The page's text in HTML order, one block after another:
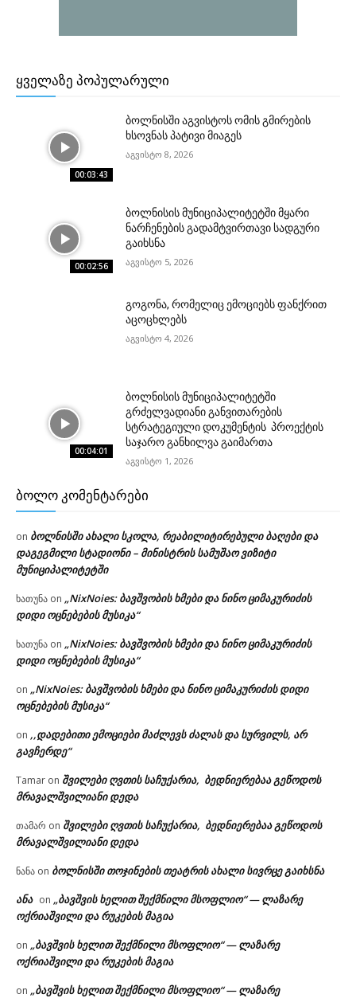
ᲧᲕᲔᲚᲐᲖᲔ ᲞᲝᲞᲣᲚᲐᲠᲣᲚᲘ
00:03:43
ბოლნისში აგვისტოს ომის გმირების
ხსოვნას პატივი მიაგეს
აგვისტო 8, 2026
00:02:56
ბოლნისის მუნიციპალიტეტში მყარი
ნარჩენების გადამტვირთავი სადგური
გაიხსნა
აგვისტო 5, 2026
გოგონა, რომელიც ემოციებს ფანქრით
აცოცხლებს
აგვისტო 4, 2026
00:04:01
ბოლნისის მუნიციპალიტეტში
გრძელვადიანი განვითარების
სტრატეგიული დოკუმენტის პროექტის
საჯარო განხილვა გაიმართა
აგვისტო 1, 2026
ᲑᲝᲚᲝ ᲙᲝᲛᲔᲜᲢᲐᲠᲔᲑᲘ
on ბოლნისში ახალი სკოლა, რეაბილიტირებული ბაღები და
დაგეგმილი სტადიონი – მინისტრის სამუშაო ვიზიტი
მუნიციპალიტეტში
ხათუნა on „NixNoies: ბავშვობის ხმები და ნინო ციმაკურიძის
დიდი ოცნებების მუსიკა“
ხათუნა on „NixNoies: ბავშვობის ხმები და ნინო ციმაკურიძის
დიდი ოცნებების მუსიკა“
on „NixNoies: ბავშვობის ხმები და ნინო ციმაკურიძის დიდი
ოცნებების მუსიკა“
on ,,დადებითი ემოციები მაძლევს ძალას და სურვილს, არ
გავჩერდე“
Tamar on შვილები ღვთის საჩუქარია, ბედნიერებაა გეწოდოს
მრავალშვილიანი დედა
თამარ on შვილები ღვთის საჩუქარია, ბედნიერებაა გეწოდოს
მრავალშვილიანი დედა
ნანა on ბოლნისში თოჯინების თეატრის ახალი სივრცე გაიხსნა
ანა on „ბავშვის ხელით შექმნილი მსოფლიო“ — ლაზარე
ოქრიაშვილი და რუკების მაგია
on „ბავშვის ხელით შექმნილი მსოფლიო“ — ლაზარე
ოქრიაშვილი და რუკების მაგია
on „ბავშვის ხელით შექმნილი მსოფლიო“ — ლაზარე